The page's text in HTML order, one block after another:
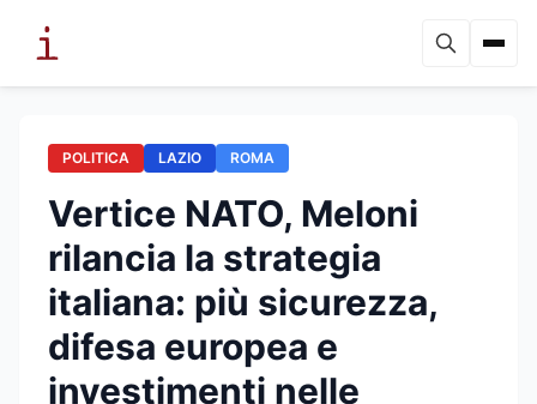
POLITICA LAZIO ROMA
Vertice NATO, Meloni
rilancia la strategia
italiana: più sicurezza,
difesa europea e
investimenti nelle